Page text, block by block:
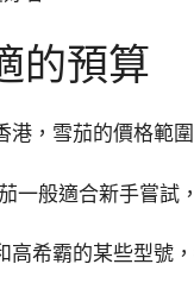
的預算
，雪茄的價格範圍
一般適合新手嘗試
高希霸的某些型號